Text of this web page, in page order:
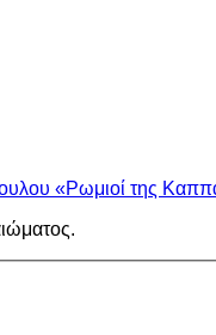
«Ρωμιοί της